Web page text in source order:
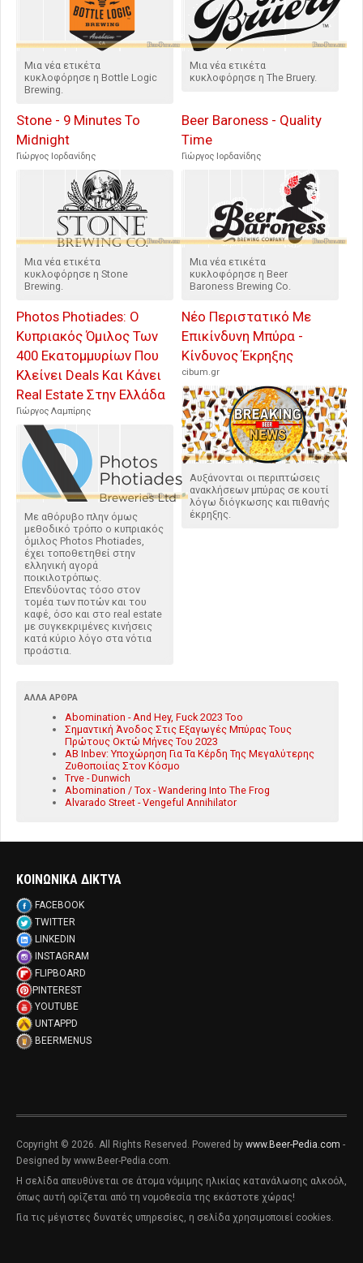
Μια νέα ετικέτα
κυκλοφόρησε η Bottle Logic
Brewing.
Μια νέα ετικέτα
κυκλοφόρησε η The Bruery.
Stone - 9 Minutes To
Midnight
Γιώργος Ιορδανίδης
Μια νέα ετικέτα
κυκλοφόρησε η Stone
Brewing.
Beer Baroness - Quality
Time
Γιώργος Ιορδανίδης
Μια νέα ετικέτα
κυκλοφόρησε η Beer
Baroness Brewing Co.
Photos Photiades: Ο
Κυπριακός Όμιλος Των
400 Εκατομμυρίων Που
Κλείνει Deals Και Κάνει
Real Estate Στην Ελλάδα
Γιώργος Λαμπίρης
Με αθόρυβο πλην όμως
μεθοδικό τρόπο ο κυπριακός
όμιλος Photos Photiades,
έχει τοποθετηθεί στην
ελληνική αγορά
ποικιλοτρόπως.
Επενδύοντας τόσο στον
τομέα των ποτών και του
καφέ, όσο και στο real estate
με συγκεκριμένες κινήσεις
κατά κύριο λόγο στα νότια
προάστια.
Νέο Περιστατικό Με
Επικίνδυνη Μπύρα -
Κίνδυνος Έκρηξης
cibum.gr
Αυξάνονται οι περιπτώσεις
ανακλήσεων μπύρας σε κουτί
λόγω διόγκωσης και πιθανής
έκρηξης.
ΆΛΛΑ ΆΡΘΡΑ
Abomination - And Hey, Fuck 2023 Too
Σημαντική Άνοδος Στις Εξαγωγές Μπύρας Τους
Πρώτους Οκτώ Μήνες Του 2023
AB Inbev: Υποχώρηση Για Τα Κέρδη Της Μεγαλύτερης
Ζυθοποιίας Στον Κόσμο
Trve - Dunwich
Abomination / Tox - Wandering Into The Frog
Alvarado Street - Vengeful Annihilator
ΚΟΙΝΩΝΙΚΑ ΔΙΚΤΥΑ
FACEBOOK
TWITTER
LINKEDIN
INSTAGRAM
FLIPBOARD
PINTEREST
YOUTUBE
UNTAPPD
BEERMENUS
Copyright © 2026. All Rights Reserved. Powered by www.Beer-Pedia.com -
Designed by www.Beer-Pedia.com.
Η σελίδα απευθύνεται σε άτομα νόμιμης ηλικίας κατανάλωσης αλκοόλ,
όπως αυτή ορίζεται από τη νομοθεσία της εκάστοτε χώρας!
Για τις μέγιστες δυνατές υπηρεσίες, η σελίδα χρησιμοποιεί cookies.